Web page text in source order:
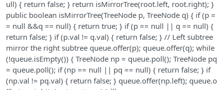
ull) { return false; } return isMirrorTree(root.left, root.right); }
public boolean isMirrorTree(TreeNode p, TreeNode q) { if (p =
= null &&q == null) { return true; } if (p == null || q == null) {
return false; } if (p.val != q.val) { return false; } // Left subtree
mirror the right subtree queue.offer(p); queue.offer(q); while
(!queue.isEmpty()) { TreeNode np = queue.poll(); TreeNode pq
= queue.poll(); if (np == null || pq == null) { return false; } if
(np.val != pq.val) { return false; } queue.offer(np.left); queue.o